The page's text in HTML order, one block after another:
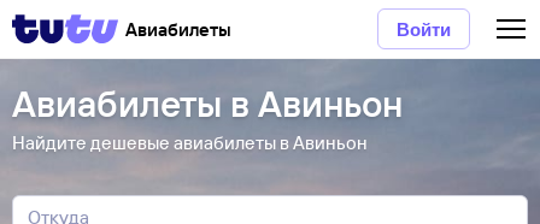
Авиабилеты Войти
Авиабилеты в Авиньон
Найдите дешевые авиабилеты в Авиньон